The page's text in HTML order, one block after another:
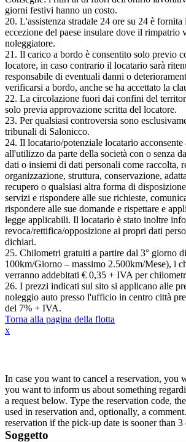
giorni festivi hanno un costo.
20. L'assistenza stradale 24 ore su 24 è
eccezione del paese insulare dove il rimpatrio
noleggiatore.
21. Il carico a bordo è consentito solo previo
locatore, in caso contrario il locatario sarà
responsabile di eventuali danni o
verificarsi a bordo, anche se ha accettato la
22. La circolazione fuori dai confini del
solo previa approvazione scritta del locatore.
23. Per qualsiasi controversia sono
tribunali di Salonicco.
24. Il locatario/potenziale locatario acconsente
all'utilizzo da parte della società con o senza
dati o insiemi di dati personali come raccolta,
organizzazione, struttura, conservazione,
recupero o qualsiasi altra forma di
servizi e rispondere alle sue richieste,
rispondere alle sue domande e rispettare e
legge applicabili. Il locatario è stato inoltre
revoca/rettifica/opposizione ai propri dati
dichiari.
25. Chilometri gratuiti a partire dal 3° giorno
100km/Giorno – massimo 2.500km/Mese), i
verranno addebitati € 0,35 + IVA per
26. I prezzi indicati sul sito si applicano alle
noleggio auto presso l'ufficio in centro città
del 7% + IVA.
Torna alla pagina della flotta
x
In case you want to cancel a reservation, you
you want to inform us about something
a request below. Type the reservation code,
used in reservation and, optionally, a
reservation if the pick-up date is sooner than 3
Soggetto